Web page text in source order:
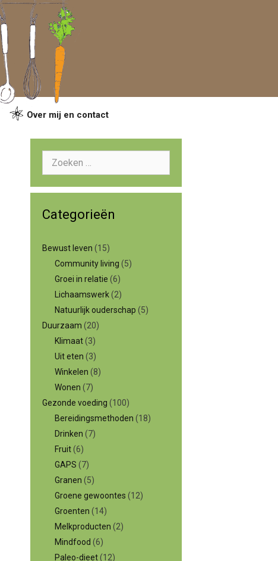
Over mij en contact
naar:
Categorieën
Bewust leven (15)
Community living (5)
Groei in relatie (6)
Lichaamswerk(2)
Natuurlijk ouderschap (5)
Duurzaam (20)
Klimaat(3)
Uit eten (3)
Winkelen (8)
Wonen (7)
Gezonde voeding (100)
Bereidingsmethoden (18)
Drinken (7)
Fruit(6)
GAPS (7)
Granen (5)
Groene gewoontes (12)
Groenten (14)
Melkproducten (2)
Mindfood (6)
Paleo-dieet(12)